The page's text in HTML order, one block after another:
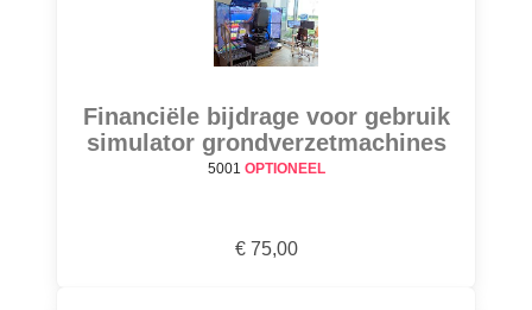
Financiële bijdrage voor gebruik
simulator grondverzetmachines
5001 OPTIONEEL
€ 75,00